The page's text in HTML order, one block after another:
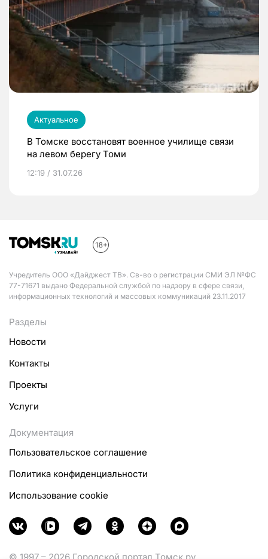
Актуальное
В Томске восстановят военное училище связи
на левом берегу Томи
12:19 / 31.07.26
Учредитель ООО «Дайджест ТВ». Св-во о регистрации СМИ ЭЛ №ФС
77-71671 выдано Федеральной службой по надзору в сфере связи,
информационных технологий и массовых коммуникаций 23.11.2017
Разделы
Новости
Контакты
Проекты
Услуги
Документация
Пользовательское соглашение
Политика конфиденциальности
Использование cookie